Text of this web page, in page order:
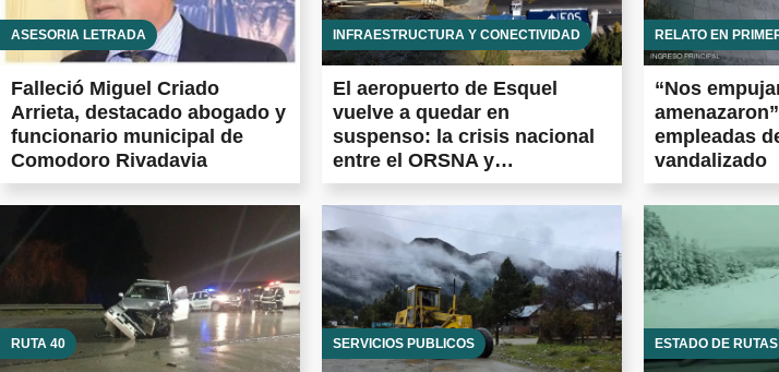
ASESORÍA LETRADA
Falleció Miguel Criado
Arrieta, destacado abogado y
funcionario municipal de
Comodoro Rivadavia
INFRAESTRUCTURA Y CONECTIVIDAD
El aeropuerto de Esquel
vuelve a quedar en
suspenso: la crisis nacional
entre el ORSNA y
Aeropuertos Argentina frena
las obras prometidas en todo
el país
RELATO EN
“Nos
empleadas
vandalizado
RUTA 40 SERVICIOS PÚBLICOS ESTADO DE RUTAS